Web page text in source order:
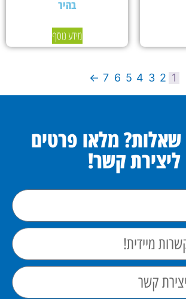
בהיר
מידע נוסף
1
2
3
4
5
6
7
←
מלאו פרטים
ליצירת קשר!